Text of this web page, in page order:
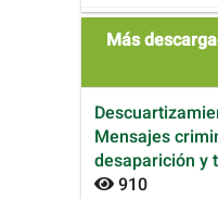
Más
Mensajes
desaparición y
910